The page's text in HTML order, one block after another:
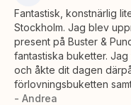
Fantastisk, konstnärlig
Stockholm. Jag blev
present på Buster &
fantastiska buketter.
och åkte dit dagen
förlovningsbuketten
- Andrea